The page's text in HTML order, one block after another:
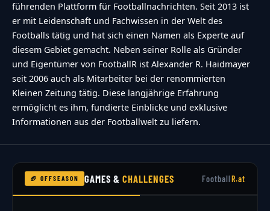
führenden Plattform für Footballnachrichten. Seit 2013 ist
er mit Leidenschaft und Fachwissen in der Welt des
Footballs tätig und hat sich einen Namen als Experte auf
diesem Gebiet gemacht. Neben seiner Rolle als Gründer
und Eigentümer von FootballR ist Alexander R. Haidmayer
seit 2006 auch als Mitarbeiter bei der renommierten
Kleinen Zeitung tätig. Diese langjährige Erfahrung
ermöglicht es ihm, fundierte Einblicke und exklusive
Informationen aus der Footballwelt zu liefern.
🏈 OFFSEASON GAMES &CHALLENGES FootballR.at